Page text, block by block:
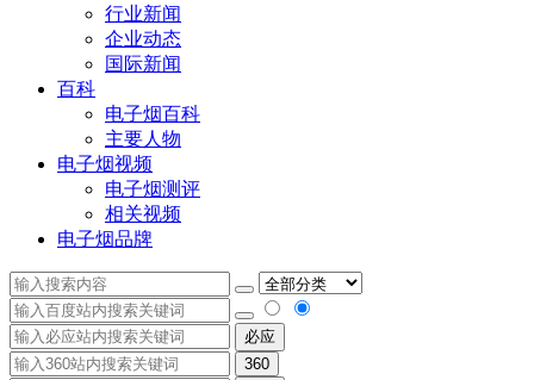
行业新闻
企业动态
国际新闻
百科
电子烟百科
主要人物
电子烟视频
电子烟测评
相关视频
电子烟品牌
必应
360